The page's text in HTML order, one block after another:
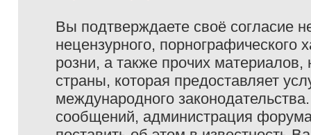
Вы подтверждаете своё согласие
нецензурного, порнографического
розни, а также прочих
страны, которая предоставляет
международного
сообщений, администрация